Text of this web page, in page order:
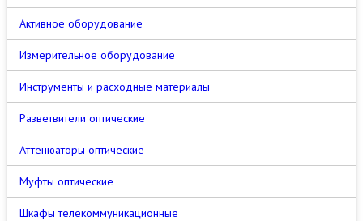
Активное оборудование
Измерительное оборудование
Инструменты и расходные материалы
Разветвители оптические
Аттенюаторы оптические
Муфты оптические
Шкафы телекоммуникационные